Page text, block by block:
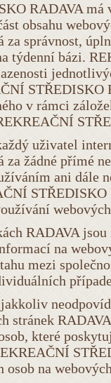
RADAVA
obsahu
správnost,
týdenní bázi.
STŘEDISKO
v rámci
uživatel
za žádné přímé
ani dále
RADAVA
na
mezi
stránek
které
na